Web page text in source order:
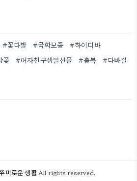
#꽃다발 #국화모종
#하이디바
꽃 #여자친구생일선물 #홀복 #다바걸
미로운 생활All rights reserved.